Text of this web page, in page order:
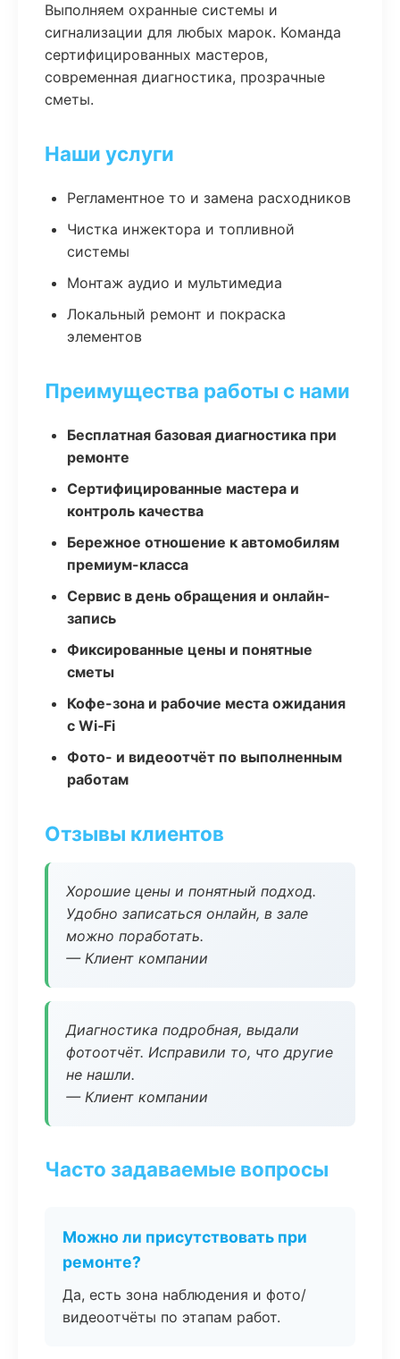
Выполняем охранные системы и
сигнализации для любых марок. Команда
сертифицированных мастеров,
современная диагностика, прозрачные
сметы.
Наши услуги
Регламентное то и замена расходников
Чистка инжектора и топливной
системы
Монтаж аудио и мультимедиа
Локальный ремонт и покраска
элементов
Преимущества работы с нами
Бесплатная базовая диагностика при
ремонте
Сертифицированные мастера и
контроль качества
Бережное отношение к автомобилям
премиум-класса
Сервис в день обращения и онлайн-
запись
Фиксированные цены и понятные
сметы
Кофе-зона и рабочие места ожидания
с Wi‑Fi
Фото- и видеоотчёт по выполненным
работам
Отзывы клиентов
Хорошие цены и понятный подход.
Удобно записаться онлайн, в зале
можно поработать.
— Клиент компании
Диагностика подробная, выдали
фотоотчёт. Исправили то, что другие
не нашли.
— Клиент компании
Часто задаваемые вопросы
Можно ли присутствовать при
ремонте?
Да, есть зона наблюдения и фото/
видеоотчёты по этапам работ.